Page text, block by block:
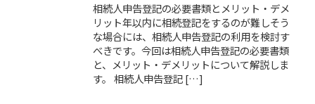
相続人申告登記の必要書類とメリット・デメ
リット年以内に相続登記をするのが難しそう
な場合には、相続人申告登記の利用を検討す
べきです。今回は相続人申告登記の必要書類
と、メリット・デメリットについて解説しま
す。 相続人申告登記 […]